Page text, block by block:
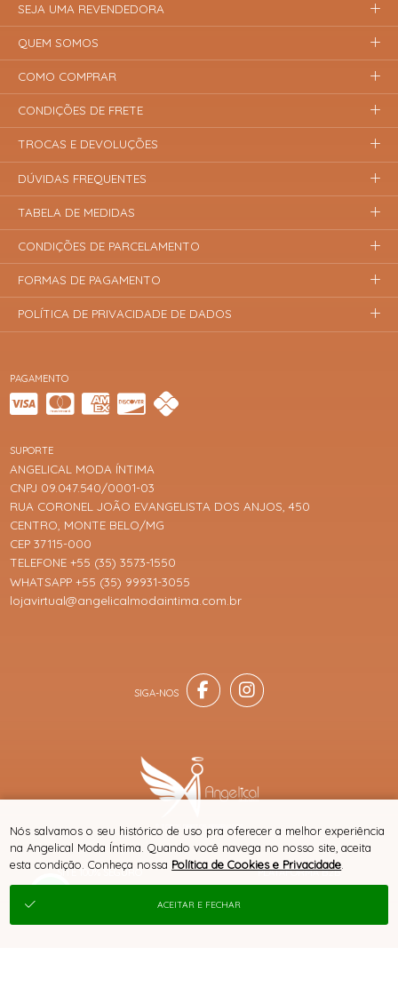
PAGAMENTO
SITE 100% SEGURO PLATAFORMA B2B
SUPORTE
ANGELICAL MODA ÍNTIMA
CNPJ 09.047.540/0001-03
RUA CORONEL JOÃO EVANGELISTA DOS ANJOS, 450
CENTRO, MONTE BELO/MG
CEP 37115-000
TELEFONE +55 (35) 3573-1550
WHATSAPP +55 (35) 99931-3055
lojavirtual@angelicalmodaintima.com.br
SEJA UMA REVENDEDORA
QUEM SOMOS
COMO COMPRAR
CONDIÇÕES DE FRETE
TROCAS E DEVOLUÇÕES
DÚVIDAS FREQUENTES
TABELA DE MEDIDAS
CONDIÇÕES DE PARCELAMENTO
FORMAS DE PAGAMENTO
POLÍTICA DE PRIVACIDADE DE DADOS
® TODOS DIREITOS RESERVADOS
Nós salvamos o seu histórico de uso pra oferecer a melhor experiência
na Angelical Moda Íntima. Quando você navega no nosso site, aceita
esta condição. Conheça nossa Política de Cookies e Privacidade
ACEITAR E FECHAR